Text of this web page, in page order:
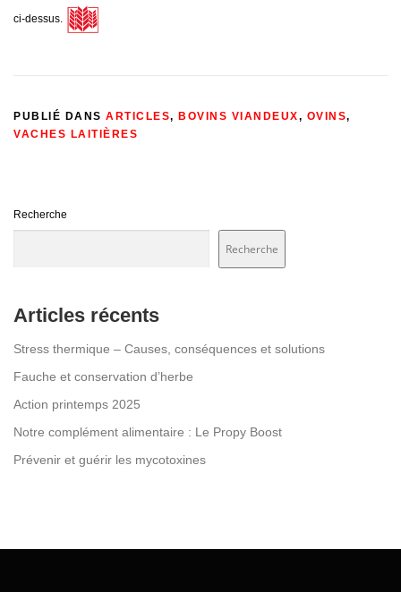
ci-dessus.
PUBLIÉ DANS ARTICLES, BOVINS VIANDEUX, OVINS,
VACHES LAITIÈRES
Recherche
Recherche
Articles récents
Stress thermique – Causes, conséquences et solutions
Fauche et conservation d’herbe
Action printemps 2025
Notre complément alimentaire : Le Propy Boost
Prévenir et guérir les mycotoxines